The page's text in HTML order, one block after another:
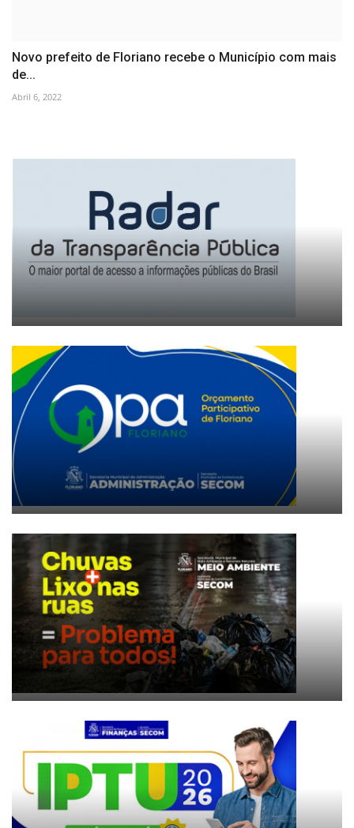
Novo prefeito de Floriano recebe o Município com mais
de...
Abril 6, 2022